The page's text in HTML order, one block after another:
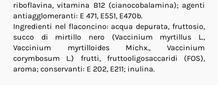
riboflavina, vitamina B12 (cianocobalamina); agenti
antiagglomeranti: E 471, E551, E470b.
Ingredienti nel flaconcino: acqua depurata, fruttosio,
succo di mirtillo nero (Vaccinium myrtillus L.,
Vaccinium myrtilloides Michx., Vaccinium
corymbosum L.) frutti, fruttooligosaccaridi (FOS),
aroma; conservanti: E 202, E211; inulina.